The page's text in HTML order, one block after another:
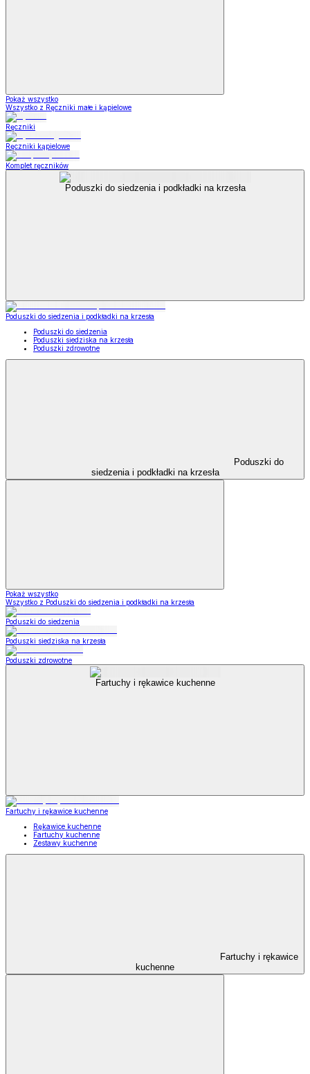
Pokaż wszystko
Wszystko z Ręczniki małe i kąpielowe
Ręczniki
Ręczniki kąpielowe
Komplet ręczników
Poduszki do siedzenia i podkładki na krzesła
Poduszki do siedzenia i podkładki na krzesła
Poduszki do siedzenia
Poduszki siedziska na krzesła
Poduszki zdrowotne
Poduszki do
siedzenia i podkładki na krzesła
Pokaż wszystko
Wszystko z Poduszki do siedzenia i podkładki na krzesła
Poduszki do siedzenia
Poduszki siedziska na krzesła
Poduszki zdrowotne
Fartuchy i rękawice kuchenne
Fartuchy i rękawice kuchenne
Rękawice kuchenne
Fartuchy kuchenne
Zestawy kuchenne
Fartuchy i rękawice
kuchenne